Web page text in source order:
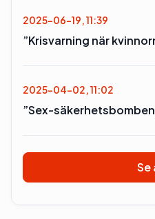
2025-06-19, 11:39
”Krisvarning när
2025-04-02, 11:02
”Sex-
Se